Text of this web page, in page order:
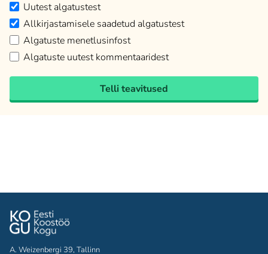
Uutest algatustest
Allkirjastamisele saadetud algatustest
Algatuste menetlusinfost
Algatuste uutest kommentaaridest
Telli teavitused
A. Weizenbergi 39, Tallinn